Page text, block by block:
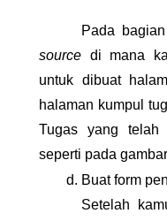
Pada
source di mana
untuk dibuat
halaman kumpul
Tugas yang telah
seperti pada
Buat form
Setelah